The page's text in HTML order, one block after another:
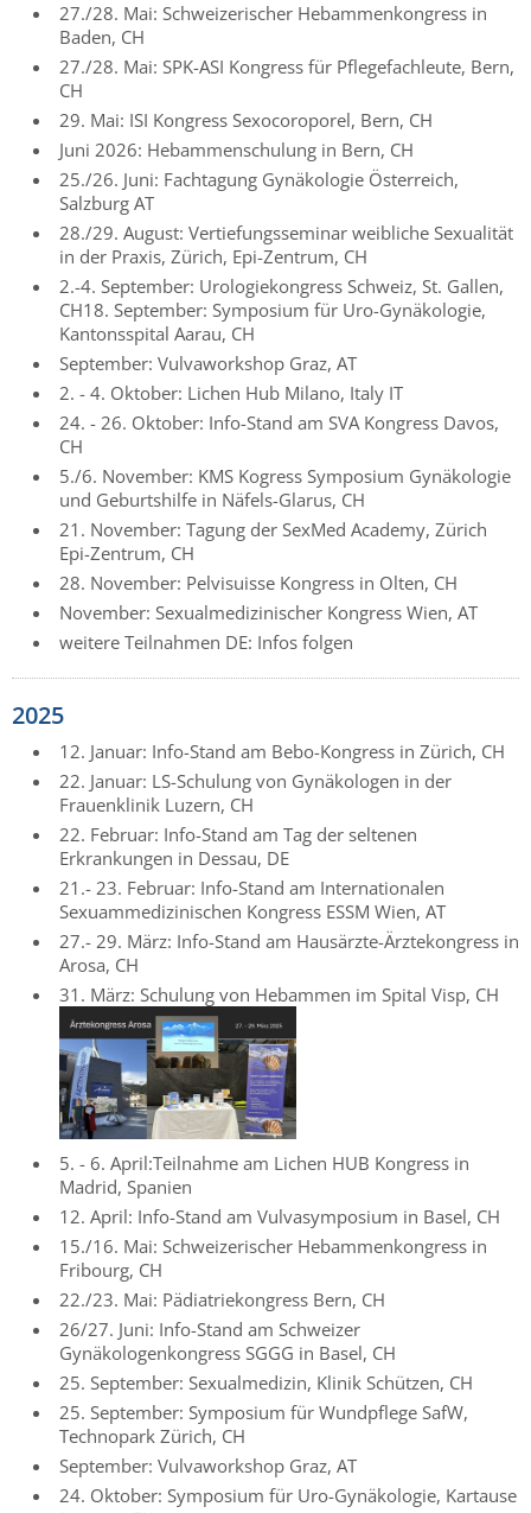
27./28. Mai: Schweizerischer Hebammenkongress in
Baden, CH
27./28. Mai: SPK-ASI Kongress für Pflegefachleute, Bern,
CH
29. Mai: ISI Kongress Sexocoroporel, Bern, CH
Juni 2026: Hebammenschulung in Bern, CH
25./26. Juni: Fachtagung Gynäkologie Österreich,
Salzburg AT
28./29. August: Vertiefungsseminar weibliche Sexualität
in der Praxis, Zürich, Epi-Zentrum, CH
2.-4. September: Urologiekongress Schweiz, St. Gallen,
CH18. September: Symposium für Uro-Gynäkologie,
Kantonsspital Aarau, CH
September: Vulvaworkshop Graz, AT
2. - 4. Oktober: Lichen Hub Milano, Italy IT
24. - 26. Oktober: Info-Stand am SVA Kongress Davos,
CH
5./6. November: KMS Kogress Symposium Gynäkologie
und Geburtshilfe in Näfels-Glarus, CH
21. November: Tagung der SexMed Academy, Zürich
Epi-Zentrum, CH
28. November: Pelvisuisse Kongress in Olten, CH
November: Sexualmedizinischer Kongress Wien, AT
weitere Teilnahmen DE: Infos folgen
2025
12. Januar: Info-Stand am Bebo-Kongress in Zürich, CH
22. Januar: LS-Schulung von Gynäkologen in der
Frauenklinik Luzern, CH
22. Februar: Info-Stand am Tag der seltenen
Erkrankungen in Dessau, DE
21.- 23. Februar: Info-Stand am Internationalen
Sexuammedizinischen Kongress ESSM Wien, AT
27.- 29. März: Info-Stand am Hausärzte-Ärztekongress in
Arosa, CH
31. März: Schulung von Hebammen im Spital Visp, CH
5. - 6. April:Teilnahme am Lichen HUB Kongress in
Madrid, Spanien
12. April: Info-Stand am Vulvasymposium in Basel, CH
15./16. Mai: Schweizerischer Hebammenkongress in
Fribourg, CH
22./23. Mai: Pädiatriekongress Bern, CH
26/27. Juni: Info-Stand am Schweizer
Gynäkologenkongress SGGG in Basel, CH
25. September: Sexualmedizin, Klinik Schützen, CH
25. September: Symposium für Wundpflege SafW,
Technopark Zürich, CH
September: Vulvaworkshop Graz, AT
24. Oktober: Symposium für Uro-Gynäkologie, Kartause